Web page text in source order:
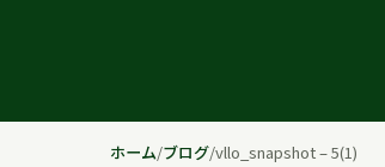
ホーム/ブログ/vllo_snapshot – 5(1)